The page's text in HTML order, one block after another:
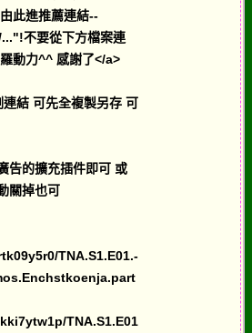
此進推薦連結--
不要從下方檔案連
動力^^ 感謝了</a>
結 可先全複製另存 可
告的擴充插件即可 或
關掉也可
TNA.S1.E01.-
TNA.S1.E01